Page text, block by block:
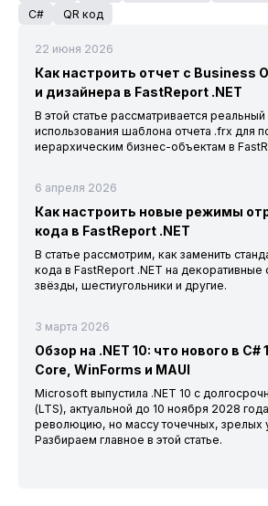
C#
QR код
22 июня 2026
Как настроить отчет с Business
и дизайнера в FastReport .NET
В этой статье рассматривается
использования шаблона отчета .frx для
иерархическим бизнес-объектам в
6 апреля 2026
Как настроить новые режимы
кода в FastReport .NET
В статье рассмотрим, как заменить
кода в FastReport .NET на декоративные
звёзды, шестиугольники и другие.
3 марта 2026
Обзор на .NET 10: что нового в C#
Core, WinForms и MAUI
Microsoft выпустила .NET 10 с
(LTS), актуальной до 10 ноября 2028
революцию, но массу точечных, зрелых
Разбираем главное в этой статье.